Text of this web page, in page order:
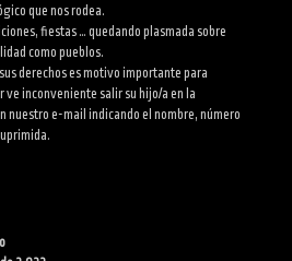
que nos rodea.
fiestas … quedando plasmada sobre
como pueblos.
derechos es motivo importante para
inconveniente salir su hijo/a en la
nuestro e-mail indicando el nombre, número